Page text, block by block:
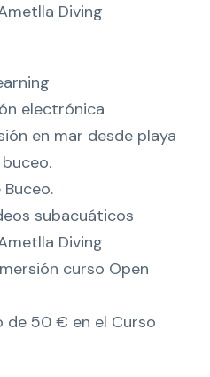
Diving
electrónica
en mar desde playa
subacuáticos
Diving
curso Open
de 50 € en el Curso